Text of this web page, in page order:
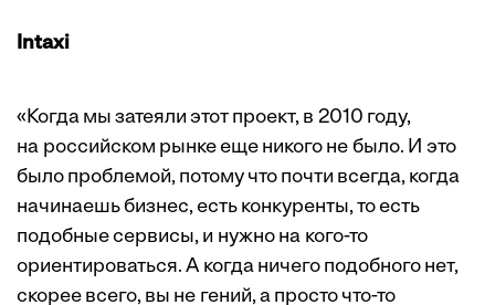
Intaxi
«Когда мы затеяли этот проект, в 2010 году,
на российском рынке еще никого не было. И это
было проблемой, потому что почти всегда, когда
начинаешь бизнес, есть конкуренты, то есть
подобные сервисы, и нужно на кого-то
ориентироваться. А когда ничего подобного нет,
скорее всего, вы не гений, а просто что-то